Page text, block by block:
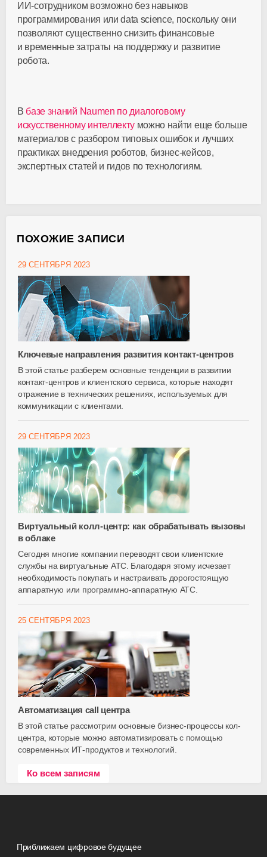
ИИ-сотрудником возможно без навыков
программирования или data science, поскольку они
позволяют существенно снизить финансовые
и временные затраты на поддержку и развитие
робота.
В базе знаний Naumen по диалоговому
искусственному интеллекту можно найти еще больше
материалов с разбором типовых ошибок и лучших
практиках внедрения роботов, бизнес-кейсов,
экспертных статей и гидов по технологиям.
ПОХОЖИЕ ЗАПИСИ
29 СЕНТЯБРЯ 2023
Ключевые направления развития контакт-центров
В этой статье разберем основные тенденции в развитии
контакт-центров и клиентского сервиса, которые находят
отражение в технических решениях, используемых для
коммуникации с клиентами.
29 СЕНТЯБРЯ 2023
Виртуальный колл-центр: как обрабатывать вызовы
в облаке
Сегодня многие компании переводят свои клиентские
службы на виртуальные АТС. Благодаря этому исчезает
необходимость покупать и настраивать дорогостоящую
аппаратную или программно-аппаратную АТС.
25 СЕНТЯБРЯ 2023
Автоматизация call центра
В этой статье рассмотрим основные бизнес-процессы кол-
центра, которые можно автоматизировать с помощью
современных ИТ-продуктов и технологий.
Ко всем записям
Приближаем цифровое будущее